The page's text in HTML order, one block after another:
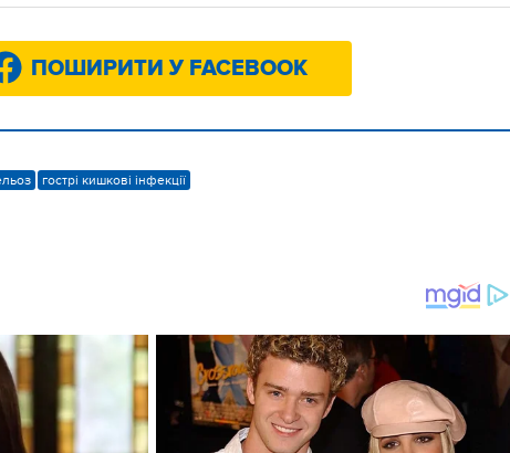
ПОШИРИТИ У FACEBOOK
гострі кишкові інфекції